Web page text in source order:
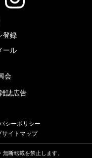
登録
ール
会
誌広告
シーポリシー
サイトマップ
断転載を禁止します。